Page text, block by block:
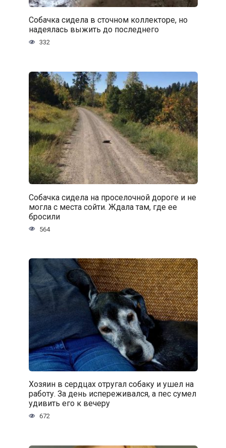
Собачка сидела в сточном коллекторе, но
надеялась выжить до последнего
332
Собачка сидела на проселочной дороге и не
могла с места сойти. Ждала там, где ее
бросили
564
Хозяин в сердцах отругал собаку и ушел на
работу. За день испереживался, а пес сумел
удивить его к вечеру
672